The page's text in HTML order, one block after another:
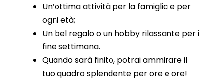
Un’ottima attività per la famiglia e per
ogni età;
Un bel regalo o un hobby rilassante per i
fine settimana.
Quando sarà finito, potrai ammirare il
tuo quadro splendente per ore e ore!